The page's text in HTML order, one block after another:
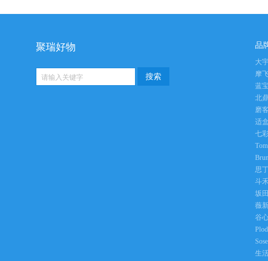
聚瑞好物 品
大宇
摩
蓝宝
北鼎
磨客
适盒
七
思
斗
坂
薇
谷
生